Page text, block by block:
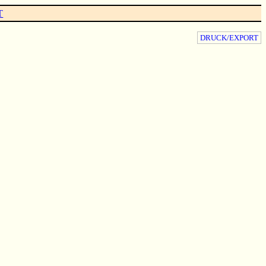
DRUCK/EXPORT